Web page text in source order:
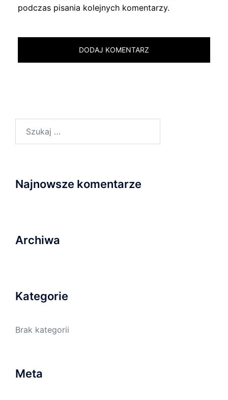
podczas pisania kolejnych komentarzy.
Najnowsze komentarze
Archiwa
Kategorie
Brak kategorii
Meta